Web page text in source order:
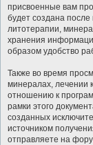
присвоенные вам
будет создана
литотерапии,
хранения
образом удобство
Также во время
минералах, лечении
отношению к
рамки этого
созданных
источником
отправляете на